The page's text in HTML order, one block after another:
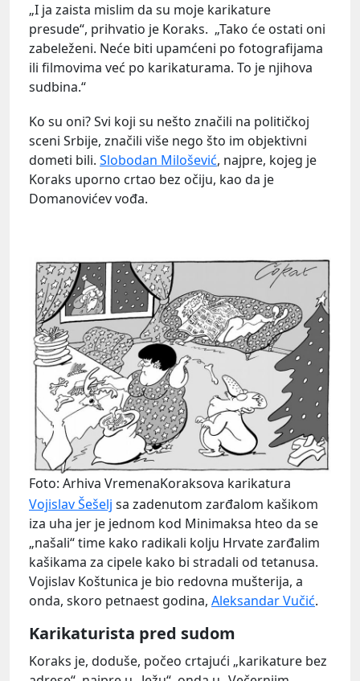
„I ja zaista mislim da su moje karikature
presude“, prihvatio je Koraks. „Tako će ostati oni
zabeleženi. Neće biti upamćeni po fotografijama
ili filmovima već po karikaturama. To je njihova
sudbina.“
Ko su oni? Svi koji su nešto značili na političkoj
sceni Srbije, značili više nego što im objektivni
dometi bili. Slobodan Milošević, najpre, kojeg je
Koraks uporno crtao bez očiju, kao da je
Domanovićev vođa.
Foto: Arhiva VremenaKoraksova karikatura
Vojislav Šešelj sa zadenutom zarđalom kašikom
iza uha jer je jednom kod Minimaksa hteo da se
„našali“ time kako radikali kolju Hrvate zarđalim
kašikama za cipele kako bi stradali od tetanusa.
Vojislav Koštunica je bio redovna mušterija, a
onda, skoro petnaest godina, Aleksandar Vučić.
Karikaturista pred sudom
Koraks je, doduše, počeo crtajući „karikature bez